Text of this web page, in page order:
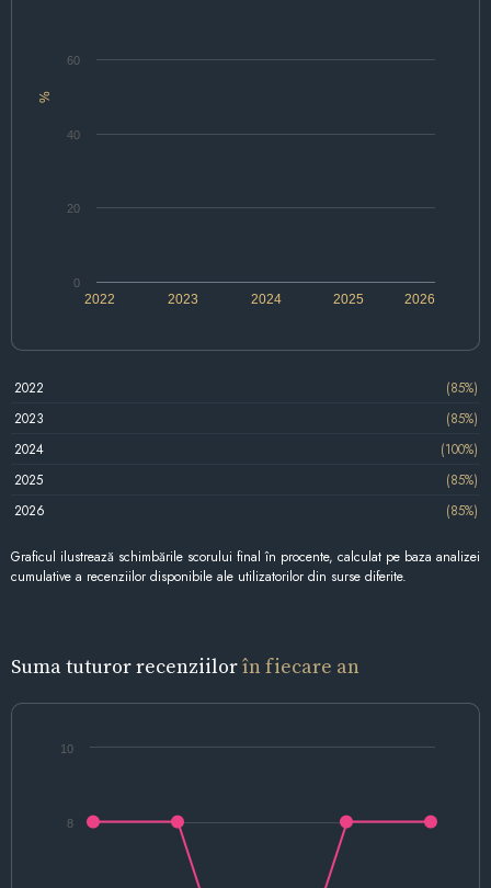
%
2022 2024 2026
2023 2025
0
20
40
60
2022
(85%)
2023
(85%)
2024
(100%)
2025
(85%)
2026
(85%)
Graficul ilustrează schimbările scorului final în procente, calculat pe baza analizei
cumulative a recenziilor disponibile ale utilizatorilor din surse diferite.
Suma tuturor recenziilorîn fiecare an
8
10